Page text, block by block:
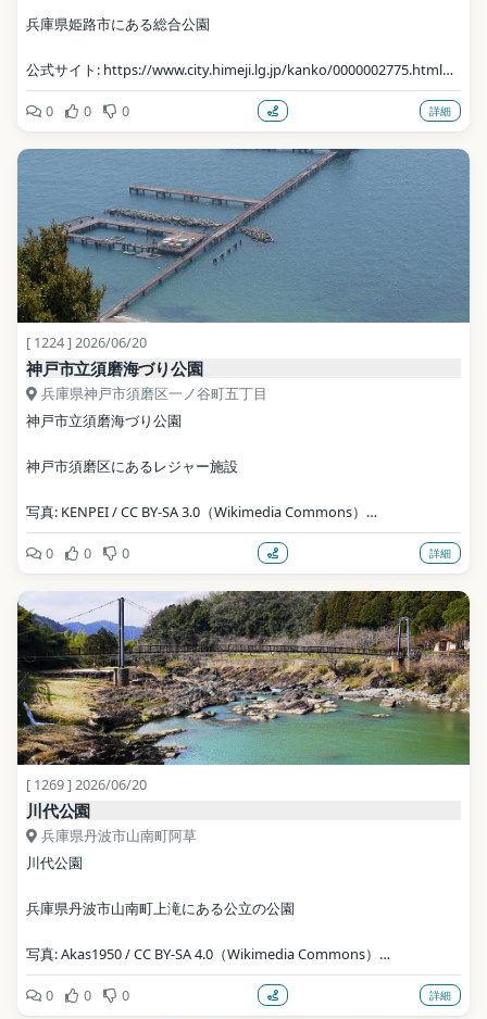
兵庫県姫路市にある総合公園
公式サイト: https://www.city.himeji.lg.jp/kanko/0000002775.html
写真: 663highland / CC BY 2.5（Wikimedia Commons）
地点データ: Wikidata (CC0)
0 0 0 詳細
[ 1224 ] 2026/06/20
神戸市立須磨海づり公園
兵庫県神戸市須磨区一ノ谷町五丁目
神戸市立須磨海づり公園
神戸市須磨区にあるレジャー施設
写真: KENPEI / CC BY-SA 3.0（Wikimedia Commons）
地点データ: Wikidata (CC0)
0 0 0 詳細
[ 1269 ] 2026/06/20
川代公園
兵庫県丹波市山南町阿草
川代公園
兵庫県丹波市山南町上滝にある公立の公園
写真: Akas1950 / CC BY-SA 4.0（Wikimedia Commons）
地点データ: Wikidata (CC0)
0 0 0 詳細